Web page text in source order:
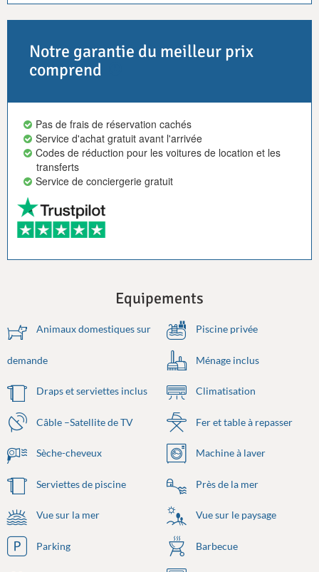
Notre garantie du meilleur prix
comprend
Pas de frais de réservation cachés
Service d'achat gratuit avant l'arrivée
Codes de réduction pour les voitures de location et les
transferts
Service de conciergerie gratuit
Equipements
Animaux domestiques sur
demande
Piscine privée
Ménage inclus
Draps et serviettes inclus Climatisation
Câble –Satellite de TV Fer et table à repasser
Sèche-cheveux Machine à laver
Serviettes de piscine Près de la mer
Vue sur la mer Vue sur le paysage
Parking Barbecue